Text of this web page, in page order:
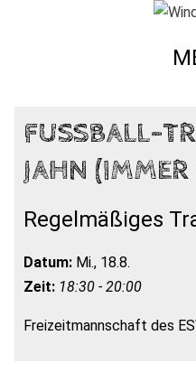
FUSSBALL-
AHN (IMMER
Regelmäßiges
Datum: Mi., 18.8.
Zeit: 18:30 - 20:00
Freizeitmannschaft des